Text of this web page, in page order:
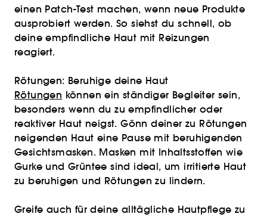
einen Patch-Test machen, wenn neue Produkte
ausprobiert werden. So siehst du schnell, ob
deine empfindliche Haut mit Reizungen
reagiert.
Rötungen: Beruhige deine Haut
Rötungen können ein ständiger Begleiter sein,
besonders wenn du zu empfindlicher oder
reaktiver Haut neigst. Gönn deiner zu Rötungen
neigenden Haut eine Pause mit beruhigenden
Gesichtsmasken. Masken mit Inhaltsstoffen wie
Gurke und Grüntee sind ideal, um irritierte Haut
zu beruhigen und Rötungen zu lindern.
Greife auch für deine alltägliche Hautpflege zu